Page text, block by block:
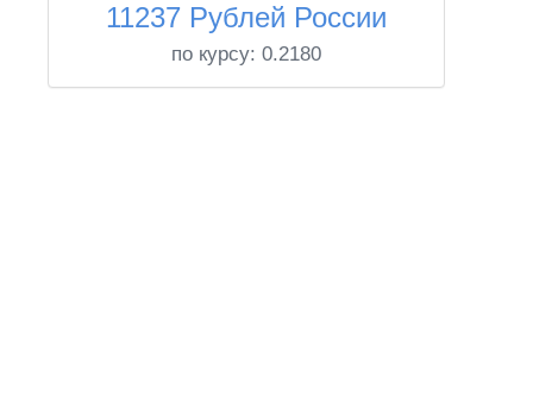
11237 Рублей России
по курсу: 0.2180